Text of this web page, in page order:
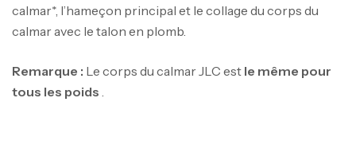
calmar*, l’hameçon principal et le collage du corps du
calmar avec le talon en plomb.
Remarque : Le corps du calmar JLC est le même pour
tous les poids .
Volant 3 Branches Inox T26S/35
د.ت